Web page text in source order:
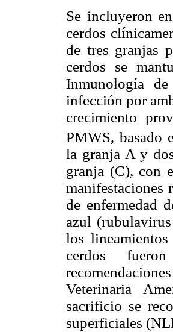
Se incluyeron
cerdos
de tres granjas
cerdos se
Inmunología
infección por
crecimiento
PMWS, basado
la granja A y
granja (C), con
manifestaciones
de enfermedad
azul
los
cerdos
Veterinaria
sacrificio se
superficiales